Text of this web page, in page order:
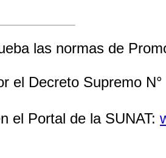
las normas de
el Decreto Supremo
el Portal de la SUNAT: